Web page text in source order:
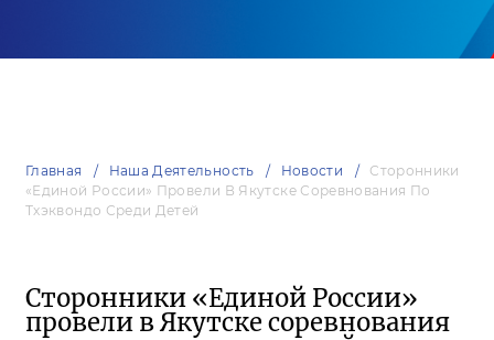
Главная Наша Деятельность Новости
Сторонники
«Единой России» Провели В Якутске Соревнования По
Тхэквондо Среди Детей
Сторонники «Единой России»
провели в Якутске соревнования